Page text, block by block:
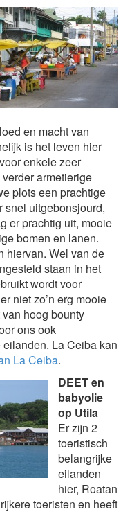
en macht van
is het leven hier
enkele zeer
armetierige
plots een prachtige
snel uitgebonsjourd,
er prachtig uit, mooie
bomen en lanen.
hiervan. Wel van de
staan in het
wordt voor
niet zo’n erg mooie
hoog bounty
ons ook
La Ceiba kan
La Ceiba.
DEET en
babyolie
op Utila
Er zijn 2
toeristisch
belangrijke
eilanden
hier, Roatan
toeristen en heeft